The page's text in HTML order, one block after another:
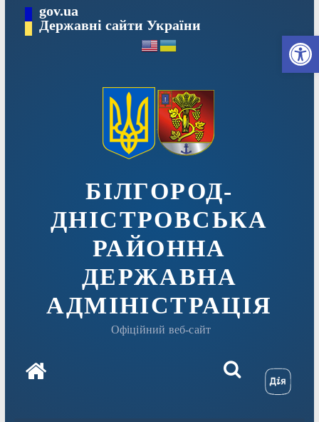
вмісту
gov.ua
Державні сайти України
БІЛГОРОД-
ДНІСТРОВСЬКА
РАЙОННА
ДЕРЖАВНА
АДМІНІСТРАЦІЯ
Офіційний веб-сайт